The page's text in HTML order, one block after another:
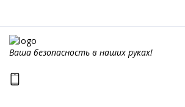
Ваша безопасность в наших руках!